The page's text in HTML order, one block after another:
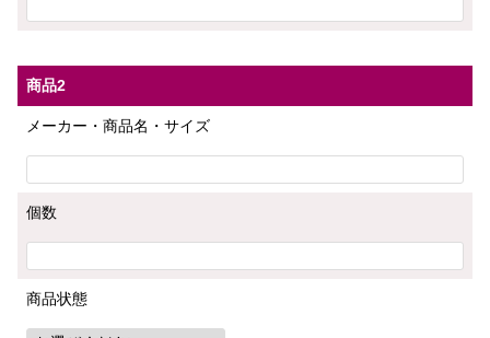
商品2
メーカー・商品名・サイズ
個数
商品状態